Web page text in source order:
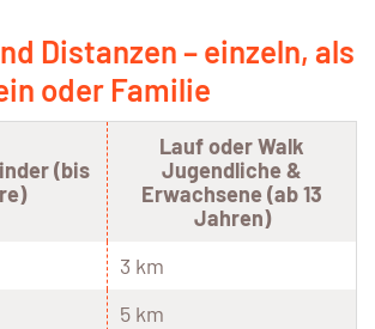
Distanzen – einzeln, als
oder Familie
(bis
Lauf oder Walk
Jugendliche &
Erwachsene (ab 13
Jahren)
3 km
5 km